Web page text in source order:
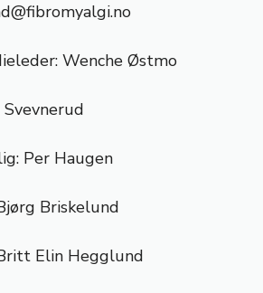
Wenche Østmo
Per Haugen
Briskelund
Elin Hegglund